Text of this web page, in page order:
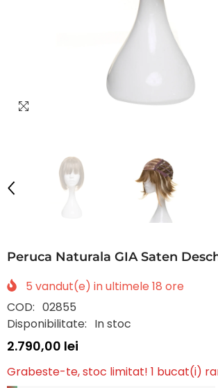
Peruca Naturala GIA Saten
5 vandut(e) in ultimele 18 ore
COD: 02855
Disponibilitate: In stoc
2.790,00 lei
Grabeste-te, stoc limitat! 1 bucat(i)